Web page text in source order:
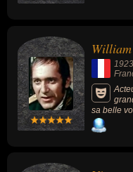
1923
sa belle
pour
sont